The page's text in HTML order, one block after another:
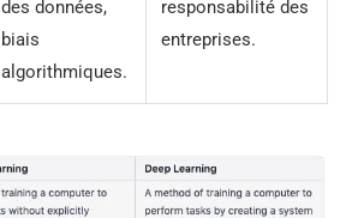
des données,
biais
algorithmiques.
responsabilité des
entreprises.